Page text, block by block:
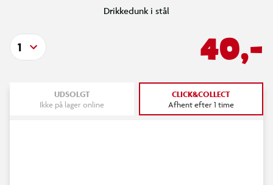
Drikkedunk i stål
40,-
1
UDSOLGT
Ikke på lager online
CLICK&COLLECT
Afhent efter 1 time